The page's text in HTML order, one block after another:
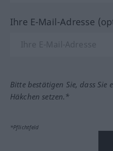
Ihre E-Mail-Adresse
Bitte bestätigen Sie, dass Sie
Häkchen setzen.*
*Pflichtfeld